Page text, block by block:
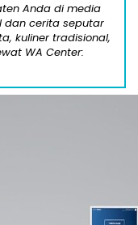
Anda di media
dan cerita seputar
kuliner tradisional,
WA Center: